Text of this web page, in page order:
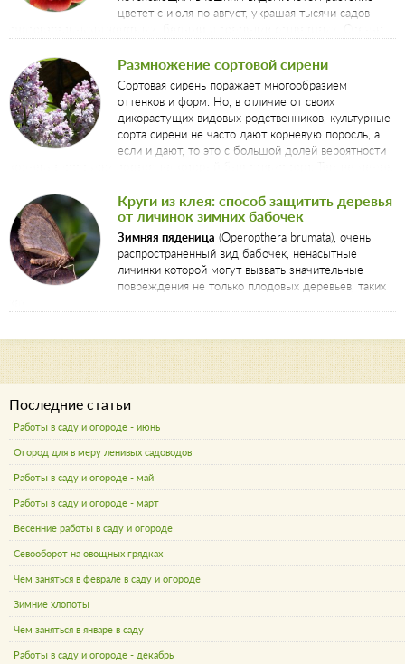
цветет с июля по август, украшая тысячи садов
«пальто». Даже зимой ее красноватые веточки радостно выделяются на
фоне белого снега.
Размножение сортовой сирени
Сортовая сирень поражает многообразием
оттенков и форм. Но, в отличие от своих
дикорастущих видовых родственников, культурные
сорта сирени не часто дают корневую поросль, а
если и дают, то это с большой долей вероятности
способами.
Круги из клея: способ защитить деревья
от личинок зимних бабочек
Зимняя пяденица (Operopthera brumata), очень
распространенный вид бабочек, ненасытные
личинки которой могут вызвать значительные
повреждения не только плодовых деревьев, таких
Последние статьи
Работы в саду и огороде - июнь
Огород для в меру ленивых садоводов
Работы в саду и огороде - май
Работы в саду и огороде - март
Весенние работы в саду и огороде
Севооборот на овощных грядках
Чем заняться в феврале в саду и огороде
Зимние хлопоты
Чем заняться в январе в саду
Работы в саду и огороде - декабрь